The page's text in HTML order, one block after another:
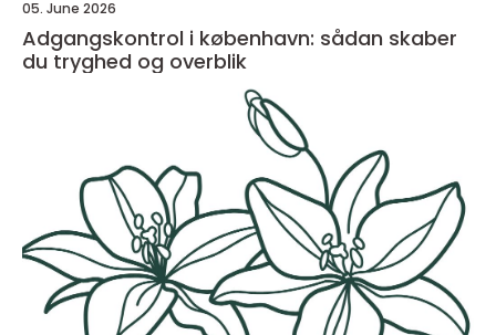
05. June 2026
Adgangskontrol i københavn: sådan skaber
du tryghed og overblik